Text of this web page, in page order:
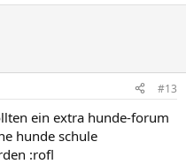
#13
ein extra hunde-forum
hunde schule
:rofl